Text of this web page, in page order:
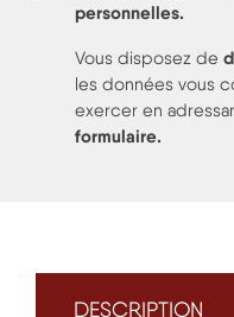
personnelles.
Vous disposez de
les données vous
exercer en
formulaire.
DESCRIPTION